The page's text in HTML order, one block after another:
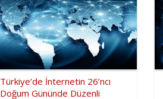
Türkiye’de İnternetin 26’ncı
Doğum Gününde Düzenli